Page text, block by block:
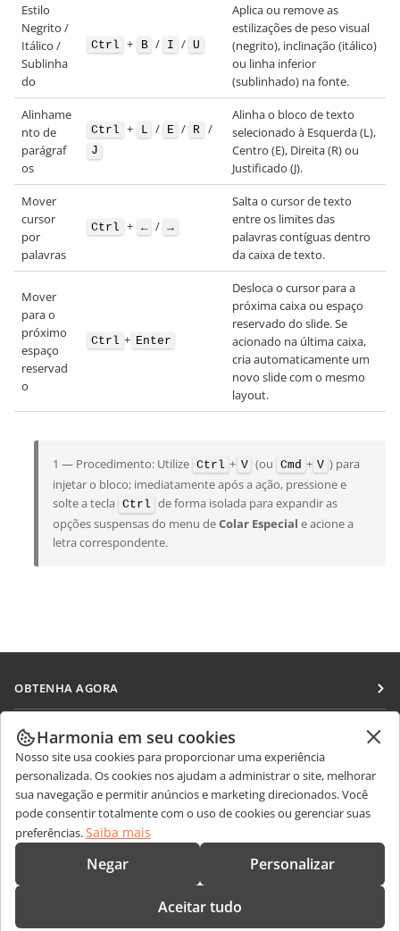
Estilo
Negrito /
Itálico /
Sublinha
do
Ctrl + B / I / U
Aplica ou remove as
estilizações de peso visual
(negrito), inclinação (itálico)
ou linha inferior
(sublinhado) na fonte.
Alinhame
nto de
parágraf
os
Ctrl + L / E / R /
J
Alinha o bloco de texto
selecionado à Esquerda (L),
Centro (E), Direita (R) ou
Justificado (J).
Mover
cursor
por
palavras
Ctrl + ← / →
Salta o cursor de texto
entre os limites das
palavras contíguas dentro
da caixa de texto.
Mover
para o
próximo
espaço
reservad
o
Ctrl + Enter
Desloca o cursor para a
próxima caixa ou espaço
reservado do slide. Se
acionado na última caixa,
cria automaticamente um
novo slide com o mesmo
layout.
1 — Procedimento: Utilize Ctrl + V (ou Cmd + V ) para
injetar o bloco; imediatamente após a ação, pressione e
solte a tecla
Ctrl de forma isolada para expandir as
opções suspensas do menu deColar Especial e acione a
letra correspondente.
OBTENHA AGORA
Docs
DocSpace
Workspace
Conectores
Aplicativos para desktop
Aplicativos móveis
COLABORAR
Para colaboradores
Para tradutores
Para influenciadores
Vagas
RECEBA NOTÍCIAS
Blog
OBTER AJUDA
Fórum
Cursos de treinamento
CONTATE-NOS
Perguntas sobre vendas
sales@onlyoffice.com
Harmonia em seu cookies
Nosso site usa cookies para proporcionar uma experiência
personalizada. Os cookies nos ajudam a administrar o site, melhorar
sua navegação e permitir anúncios e marketing direcionados. Você
pode consentir totalmente com o uso de cookies ou gerenciar suas
preferências.Saiba mais
Negar Personalizar
Aceitar tudo